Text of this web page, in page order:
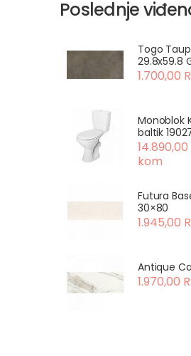
Poslednje
Togo
29.8x59.8
1.700,00
Monoblok
baltik
kom
Futura
30×80
1.945,00
Antique
1.970,00